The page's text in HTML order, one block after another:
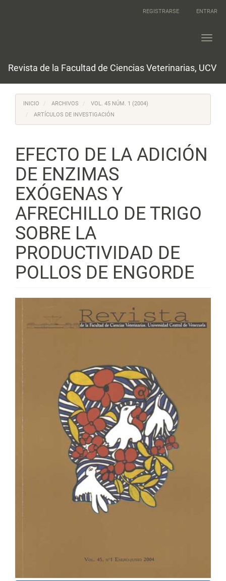
REGISTRARSE ENTRAR
Revista de la Facultad de Ciencias Veterinarias, UCV
INICIO ARCHIVOS
VOL. 45 NÚM. 1 (2004)
ARTÍCULOS DE INVESTIGACIÓN
EFECTO DE LA ADICIÓN
DE ENZIMAS
EXÓGENAS Y
AFRECHILLO DE TRIGO
SOBRE LA
PRODUCTIVIDAD DE
POLLOS DE ENGORDE
lateral
del
artículo